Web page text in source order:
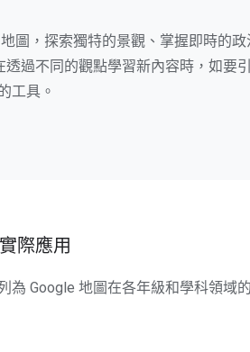
圖，探索獨特的景觀、掌握即時的政
過不同的觀點學習新內容時，如要
工具。
際應用
為 Google 地圖在各年級和學科領域